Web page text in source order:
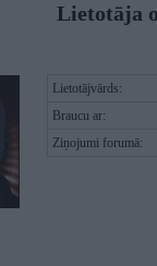
Lietotāja
Lietotājvārds:
Braucu ar:
Ziņojumi forumā: